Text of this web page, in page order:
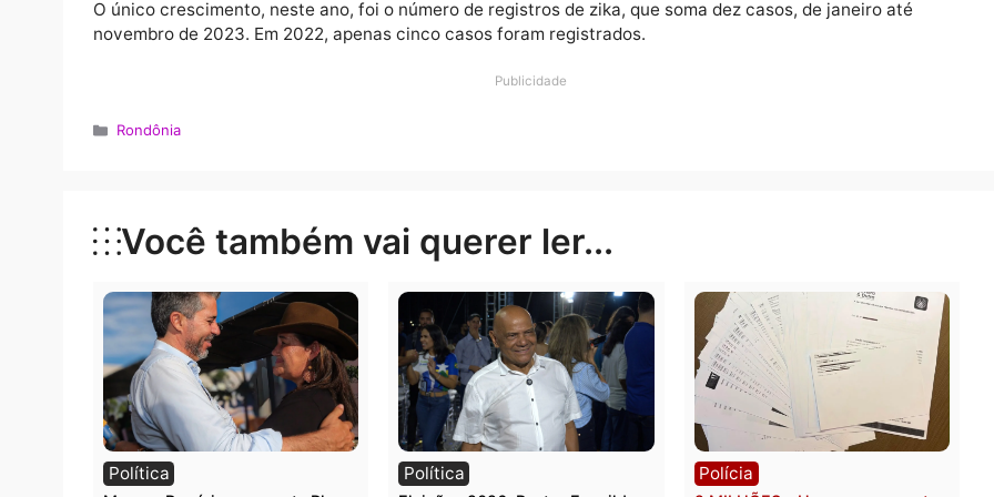
dengue. A Semusa disponibiliza diagnóstico e tratamento para pacientes com sinais e sintomas da
Qualquer pessoa com suspeita pode buscar atendimento médico imediatamente nas unidades de
DADOS
De janeiro até novembro de 2023, foram registrados 1.013 casos de dengue e dois de chikungunya.
Números bem abaixo dos resultados do ano passado, quando 1.963 casos de dengue e 20 de
foram notificados.
O único crescimento, neste ano, foi o número de registros de zika, que soma dez casos, de janeiro
novembro de 2023. Em 2022, apenas cinco casos foram registrados.